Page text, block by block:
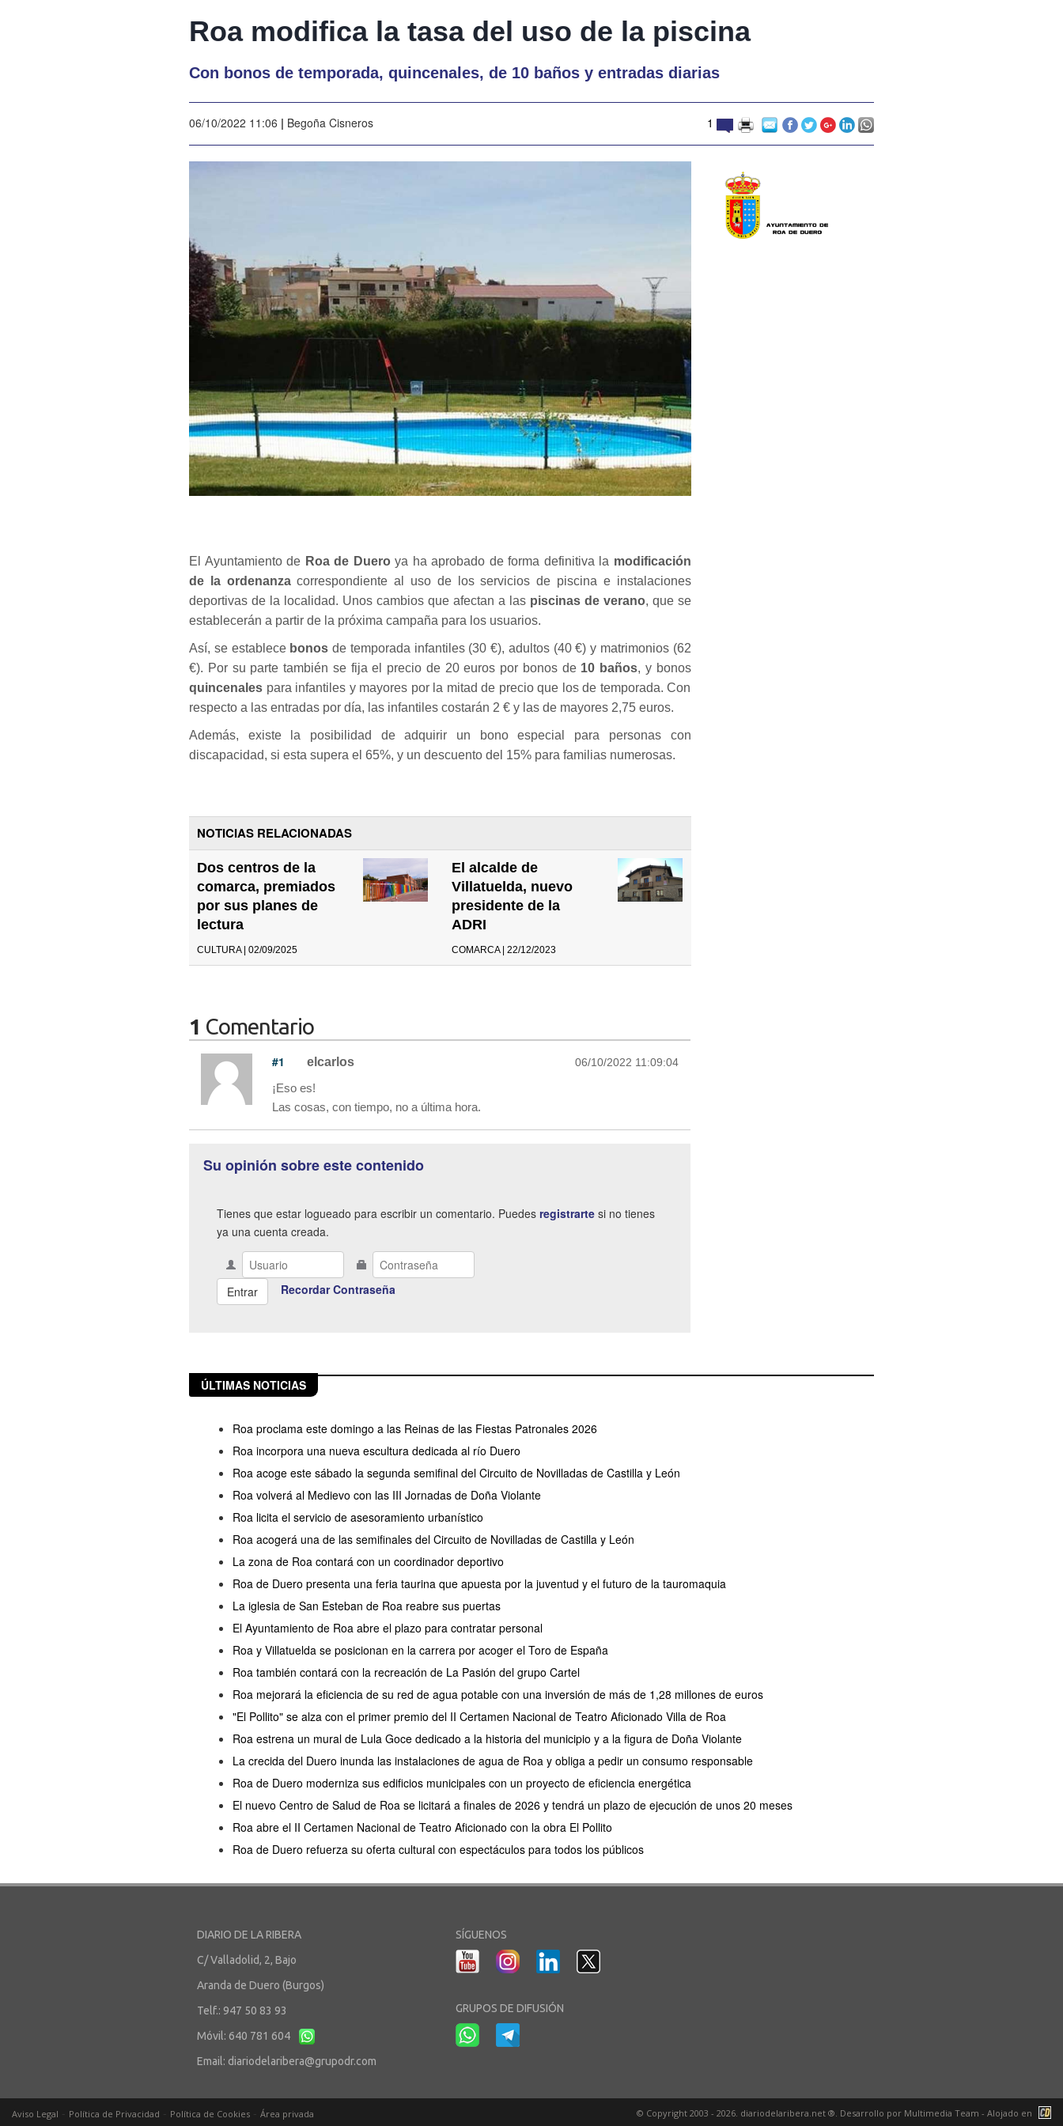
Roa modifica la tasa del uso de la piscina
Con bonos de temporada, quincenales, de 10 baños y entradas diarias
06/10/2022 11:06 | Begoña Cisneros 1
El Ayuntamiento de Roa de Duero ya ha aprobado de forma definitiva la modificación
de la ordenanzacorrespondiente al uso de los servicios de piscina e instalaciones
deportivas de la localidad. Unos cambios que afectan a las piscinas de verano, que se
establecerán a partir de la próxima campaña para los usuarios.
Así, se establecebonos de temporada infantiles (30 €), adultos (40 €) y matrimonios (62
€). Por su parte también se fija el precio de 20 euros por bonos de 10 baños, y bonos
quincenales para infantiles y mayores por la mitad de precio que los de temporada. Con
respecto a las entradas por día, las infantiles costarán 2 € y las de mayores 2,75 euros.
Además, existe la posibilidad de adquirir un bono especial para personas con
discapacidad, si esta supera el 65%, y un descuento del 15% para familias numerosas.
NOTICIAS RELACIONADAS
Dos centros de la
comarca, premiados
por sus planes de
lectura
CULTURA | 02/09/2025
El alcalde de
Villatuelda, nuevo
presidente de la
ADRI
COMARCA | 22/12/2023
1 Comentario
#1 elcarlos 06/10/2022 11:09:04
¡Eso es!
Las cosas, con tiempo, no a última hora.
Su opinión sobre este contenido
Tienes que estar logueado para escribir un comentario. Puedes registrarte si no tienes
ya una cuenta creada.
Recordar Contraseña
ÚLTIMAS NOTICIAS
Roa proclama este domingo a las Reinas de las Fiestas Patronales 2026
Roa incorpora una nueva escultura dedicada al río Duero
Roa acoge este sábado la segunda semifinal del Circuito de Novilladas de Castilla y León
Roa volverá al Medievo con las III Jornadas de Doña Violante
Roa licita el servicio de asesoramiento urbanístico
Roa acogerá una de las semifinales del Circuito de Novilladas de Castilla y León
La zona de Roa contará con un coordinador deportivo
Roa de Duero presenta una feria taurina que apuesta por la juventud y el futuro de la tauromaquia
La iglesia de San Esteban de Roa reabre sus puertas
El Ayuntamiento de Roa abre el plazo para contratar personal
Roa y Villatuelda se posicionan en la carrera por acoger el Toro de España
Roa también contará con la recreación de La Pasión del grupo Cartel
Roa mejorará la eficiencia de su red de agua potable con una inversión de más de 1,28 millones de euros
"El Pollito" se alza con el primer premio del II Certamen Nacional de Teatro Aficionado Villa de Roa
Roa estrena un mural de Lula Goce dedicado a la historia del municipio y a la figura de Doña Violante
La crecida del Duero inunda las instalaciones de agua de Roa y obliga a pedir un consumo responsable
Roa de Duero moderniza sus edificios municipales con un proyecto de eficiencia energética
El nuevo Centro de Salud de Roa se licitará a finales de 2026 y tendrá un plazo de ejecución de unos 20 meses
Roa abre el II Certamen Nacional de Teatro Aficionado con la obra El Pollito
Roa de Duero refuerza su oferta cultural con espectáculos para todos los públicos
DIARIO DE LA RIBERA
C/ Valladolid, 2, Bajo
Aranda de Duero (Burgos)
Telf.: 947 50 83 93
Móvil: 640 781 604
Email: diariodelaribera@grupodr.com
SÍGUENOS
GRUPOS DE DIFUSIÓN
Aviso Legal Política de Privacidad Política de Cookies Área privada © Copyright 2003 - 2026. diariodelaribera.net ®. Desarrollo por Multimedia Team - Alojado en